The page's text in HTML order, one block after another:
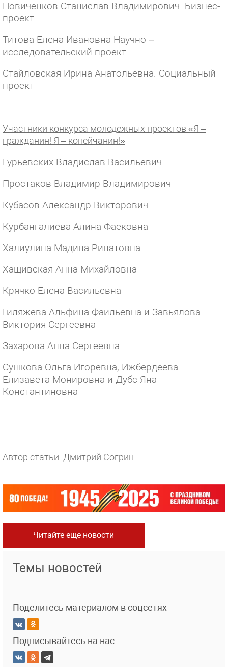
Новиченков Станислав Владимирович. Бизнес-
проект
Титова Елена Ивановна Научно –
исследовательский проект
Стайловская Ирина Анатольевна. Социальный
проект
Участники конкурса молодежных проектов «Я –
гражданин! Я – копейчанин!»
Гурьевских Владислав Васильевич
Простаков Владимир Владимирович
Кубасов Александр Викторович
Курбангалиева Алина Фаековна
Халиулина Мадина Ринатовна
Хащивская Анна Михайловна
Крячко Елена Васильевна
Гиляжева Альфина Фаильевна и Завьялова
Виктория Сергеевна
Захарова Анна Сергеевна
Сушкова Ольга Игоревна, Ижбердеева
Елизавета Монировна и Дубс Яна
Константиновна
Автор статьи: Дмитрий Согрин
Читайте еще новости
Темы новостей
Поделитесь материалом в соцсетях
Подписывайтесь на нас